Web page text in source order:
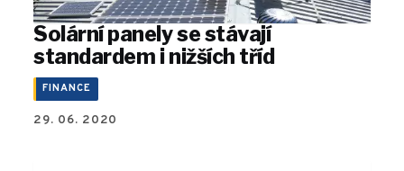
Solární panely se stávají
standardem i nižších tříd
FINANCE
29. 06. 2020